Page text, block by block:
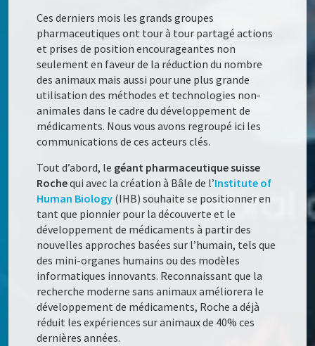
Ces derniers mois les grands groupes
pharmaceutiques ont tour à tour partagé actions
et prises de position encourageantes non
seulement en faveur de la réduction du nombre
des animaux mais aussi pour une plus grande
utilisation des méthodes et technologies non-
animales dans le cadre du développement de
médicaments. Nous vous avons regroupé ici les
communications de ces acteurs clés.
Tout d’abord, le géant pharmaceutique suisse
Rochequi avec la création à Bâle de l’Institute of
Human Biology (IHB) souhaite se positionner en
tant que pionnier pour la découverte et le
développement de médicaments à partir des
nouvelles approches basées sur l’humain, tels que
des mini-organes humains ou des modèles
informatiques innovants. Reconnaissant que la
recherche moderne sans animaux améliorera le
développement de médicaments, Roche a déjà
réduit les expériences sur animaux de 40% ces
dernières années.